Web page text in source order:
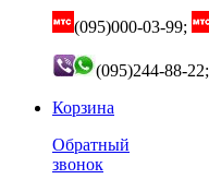
(095)000-03-99;
(095)244-88-22;
Корзина
Обратный
звонок